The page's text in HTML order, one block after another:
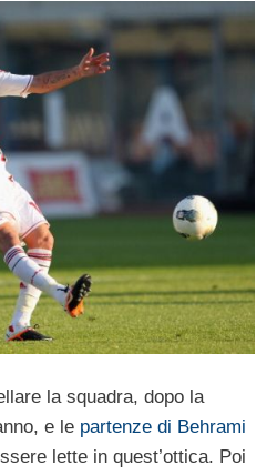
la squadra, dopo la
e le partenze di Behrami
lette in quest’ottica. Poi